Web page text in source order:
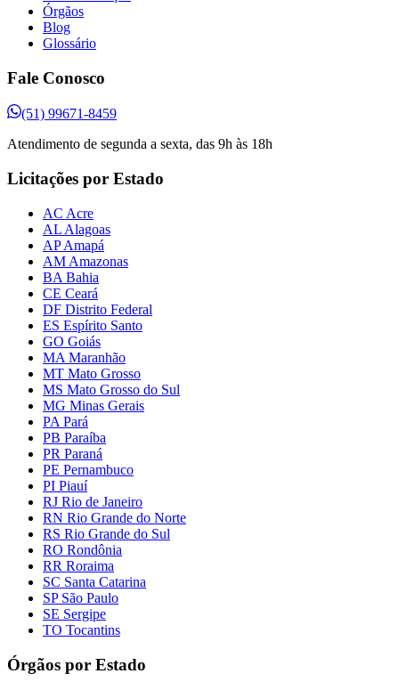
Órgãos
Blog
Glossário
Fale Conosco
(51) 99671-8459
Atendimento de segunda a sexta, das 9h às 18h
Licitações por Estado
AC Acre
AL Alagoas
AP Amapá
AM Amazonas
BA Bahia
CE Ceará
DF Distrito Federal
ES Espírito Santo
GO Goiás
MA Maranhão
MT Mato Grosso
MS Mato Grosso do Sul
MG Minas Gerais
PA Pará
PB Paraíba
PR Paraná
PE Pernambuco
PI Piauí
RJ Rio de Janeiro
RN Rio Grande do Norte
RS Rio Grande do Sul
RO Rondônia
RR Roraima
SC Santa Catarina
SP São Paulo
SE Sergipe
TO Tocantins
Órgãos por Estado